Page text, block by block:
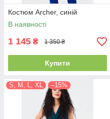
Костюм Archer, синій
В наявності
1 145 ₴ 1 350 ₴
Купити
S, M, L, XL –15%